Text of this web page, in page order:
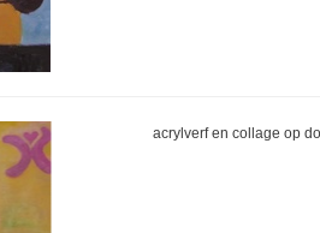
acrylverf en collage op